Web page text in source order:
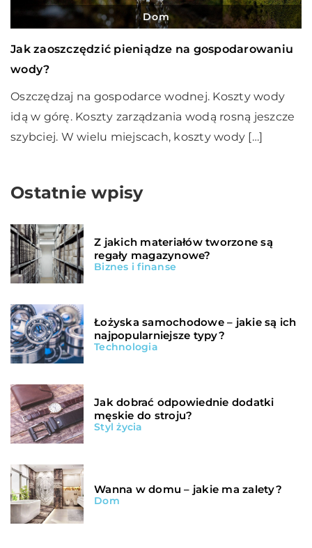
Dom
Jak zaoszczędzić pieniądze na gospodarowaniu
wody?
Oszczędzaj na gospodarce wodnej. Koszty wody
idą w górę. Koszty zarządzania wodą rosną jeszcze
szybciej. W wielu miejscach, koszty wody […]
Ostatnie wpisy
Z jakich materiałów tworzone są
regały magazynowe?
Biznes i finanse
Łożyska samochodowe – jakie są ich
najpopularniejsze typy?
Technologia
Jak dobrać odpowiednie dodatki
męskie do stroju?
Styl życia
Wanna w domu – jakie ma zalety?
Dom